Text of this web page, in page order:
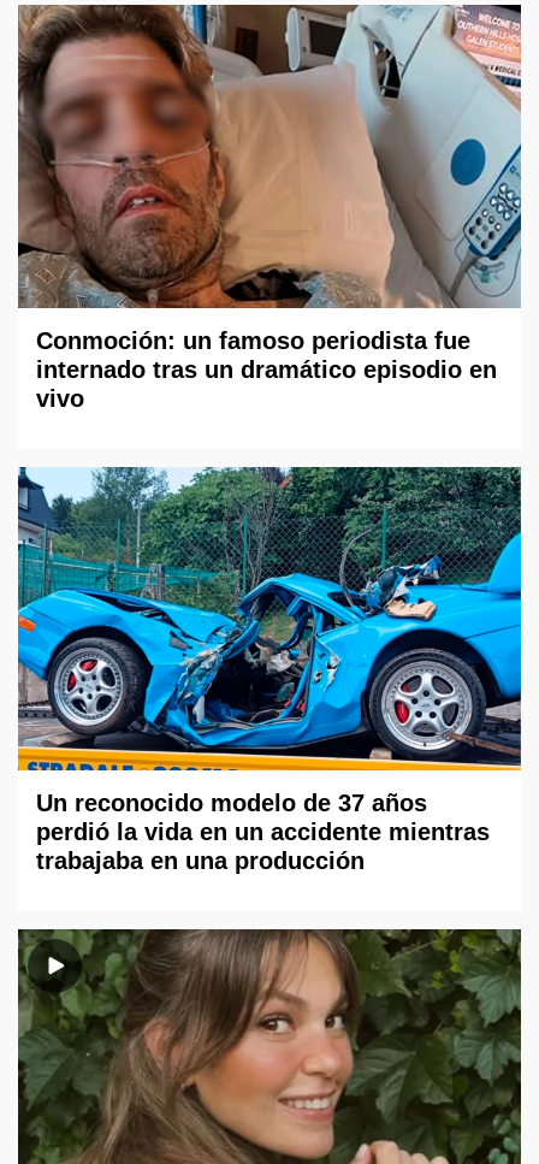
Conmoción: un famoso periodista fue
internado tras un dramático episodio en
vivo
Un reconocido modelo de 37 años
perdió la vida en un accidente mientras
trabajaba en una producción